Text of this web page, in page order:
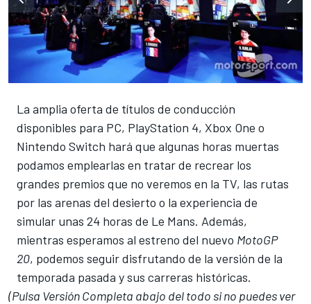
La amplia oferta de títulos de conducción
disponibles para PC, PlayStation 4, Xbox One o
Nintendo Switch hará que algunas horas muertas
podamos emplearlas en tratar de recrear los
grandes premios que no veremos en la TV, las rutas
por las arenas del desierto o la experiencia de
simular unas 24 horas de Le Mans. Además,
mientras esperamos al estreno del nuevo MotoGP
20, podemos seguir disfrutando de la versión de la
temporada pasada y sus carreras históricas.
(Pulsa Versión Completa abajo del todo si no puedes ver